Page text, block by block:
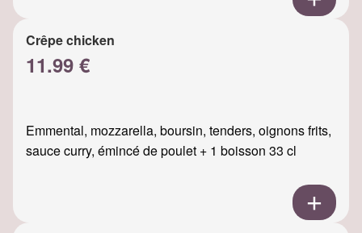
Crêpe chicken
11.99 €
Emmental, mozzarella, boursin, tenders, oignons frits,
sauce curry, émincé de poulet + 1 boisson 33 cl